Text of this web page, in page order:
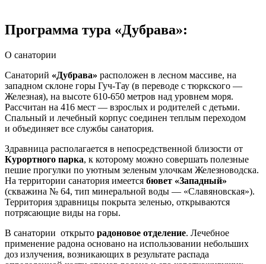
Программа тура «Дубрава»:
О санатории
Санаторий «Дубрава» расположен в лесном массиве, на
западном склоне горы Гуч-Тау (в переводе с тюркского —
Железная), на высоте 610-650 метров над уровнем моря.
Рассчитан на 416 мест — взрослых и родителей с детьми.
Спальный и лечебный корпус соединен теплым переходом
и объединяет все службы санатория.
Здравница располагается в непосредственной близости от
Курортного парка, к которому можно совершать полезные
пешие прогулки по уютным зеленым улочкам Железноводска.
На территории санатория имеется бювет «Западный»
(скважина № 64, тип минеральной воды — «Славяновская»).
Территория здравницы покрыта зеленью, открываются
потрясающие виды на горы.
В санатории открыто радоновое отделение. Лечебное
применение радона основано на использовании небольших
доз излучения, возникающих в результате распада